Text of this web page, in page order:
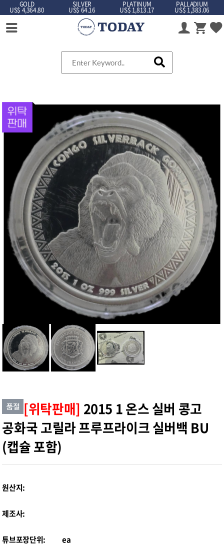
GOLD
US$ 4,364.80
SILVER
US$ 64.16
PLATINUM
US$ 1,813.17
PALLADIUM
US$ 1,383.06
[위탁판매] 2015 1 온스 실버 콩고
공화국 고릴라 프루프라이크 실버백 BU
(캡슐 포함)
원산지:
제조사:
튜브포장단위: ea